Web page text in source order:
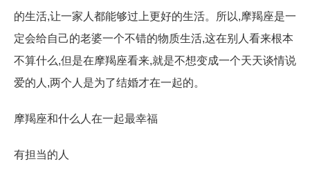
的生活,让一家人都能够过上更好的生活。所以,摩羯座是一
定会给自己的老婆一个不错的物质生活,这在别人看来根本
不算什么,但是在摩羯座看来,就是不想变成一个天天谈情说
爱的人,两个人是为了结婚才在一起的。
摩羯座和什么人在一起最幸福
有担当的人